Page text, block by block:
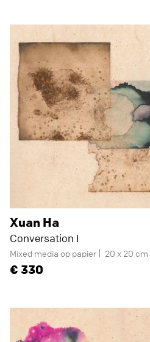
Xuan Ha
Conversation I
Mixed media op papier 20 x 20 cm
330